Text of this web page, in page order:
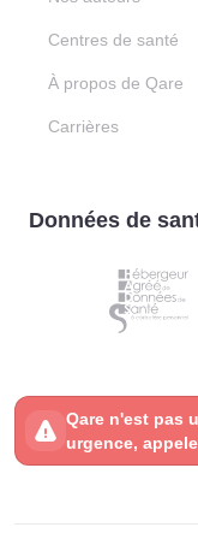
Centres de santé
À propos de Qare
Carrières
Données de
Qare n'est pas
urgence,